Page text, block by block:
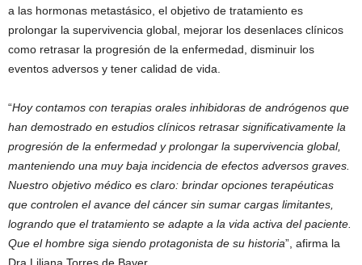
a las hormonas metastásico, el objetivo de tratamiento es
prolongar la supervivencia global, mejorar los desenlaces clínicos
como retrasar la progresión de la enfermedad, disminuir los
eventos adversos y tener calidad de vida.
“Hoy contamos con terapias orales inhibidoras de andrógenos que
han demostrado en estudios clínicos retrasar significativamente la
progresión de la enfermedad y prolongar la supervivencia global,
manteniendo una muy baja incidencia de efectos adversos graves.
Nuestro objetivo médico es claro: brindar opciones terapéuticas
que controlen el avance del cáncer sin sumar cargas limitantes,
logrando que el tratamiento se adapte a la vida activa del paciente.
Que el hombre siga siendo protagonista de su historia”, afirma la